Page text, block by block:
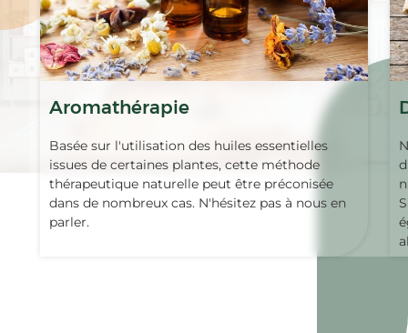
Aromathérapie
Basée sur l'utilisation des huiles essentielles
issues de certaines plantes, cette méthode
thérapeutique naturelle peut être préconisée
dans de nombreux cas. N'hésitez pas à nous en
parler.